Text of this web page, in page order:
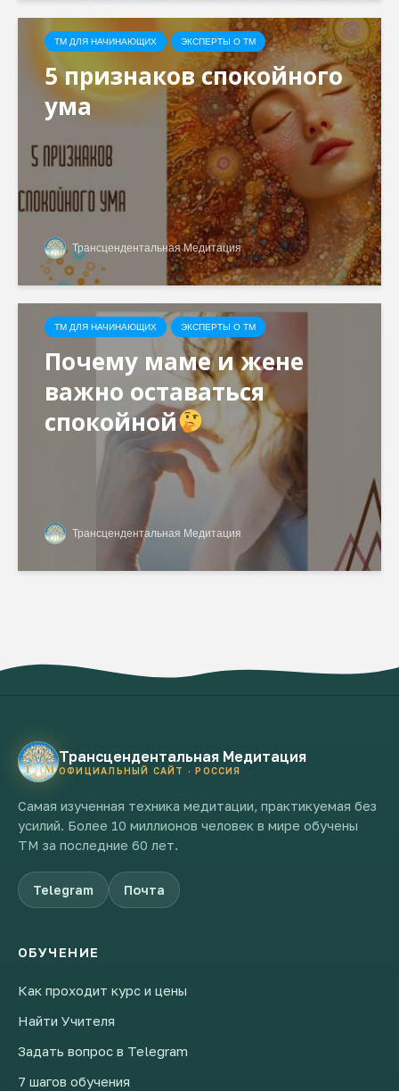
ТМ ДЛЯ НАЧИНАЮЩИХ ЭКСПЕРТЫ О ТМ
5 признаков спокойного
ума
Трансцендентальная Медитация
ТМ ДЛЯ НАЧИНАЮЩИХ ЭКСПЕРТЫ О ТМ
Почему маме и жене
важно оставаться
спокойной
Трансцендентальная Медитация
Трансцендентальная Медитация
ОФИЦИАЛЬНЫЙ САЙТ · РОССИЯ
Самая изученная техника медитации, практикуемая без
усилий. Более 10 миллионов человек в мире обучены
ТМ за последние 60 лет.
Telegram Почта
ОБУЧЕНИЕ
Как проходит курс и цены
Найти Учителя
Задать вопрос в Telegram
7 шагов обучения